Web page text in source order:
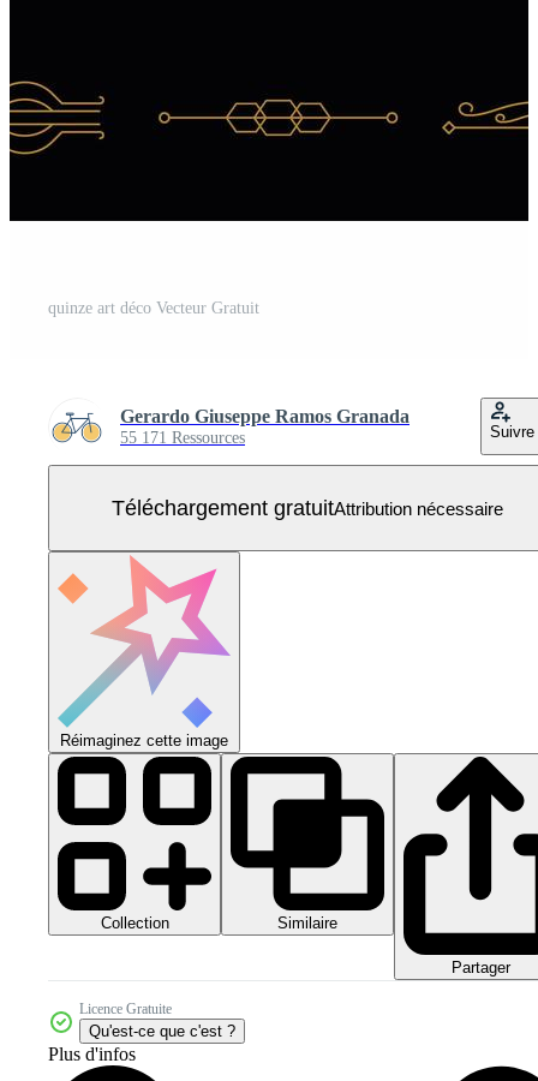
quinze art déco Vecteur Gratuit
Gerardo Giuseppe Ramos Granada
55 171 Ressources Suivre
Téléchargement gratuitAttribution nécessaire
Réimaginez cette image
Collection Similaire
Partager
Licence Gratuite
Qu'est-ce que c'est ?
Plus d'infos